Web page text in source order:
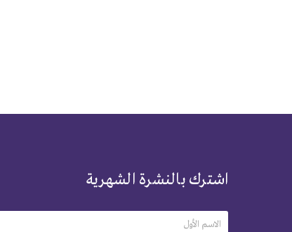
اشترك بالنشرة الشهرية